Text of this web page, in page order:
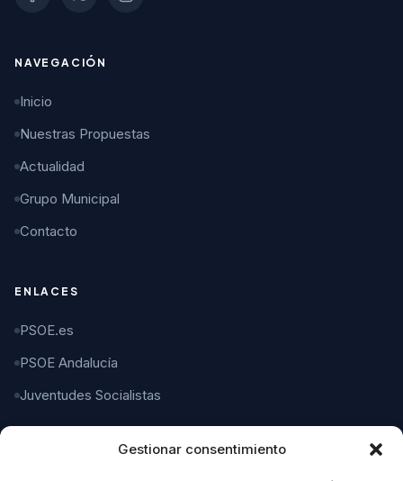
Gestionar consentimiento
NAVEGACIÓN
Inicio
Nuestras Propuestas
Actualidad
Grupo Municipal
Contacto
ENLACES
PSOE.es
PSOE Andalucía
Juventudes Socialistas